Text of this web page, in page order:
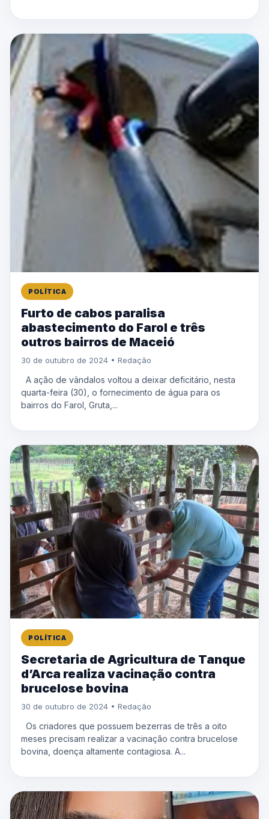
POLÍTICA
Furto de cabos paralisa
abastecimento do Farol e três
outros bairros de Maceió
30 de outubro de 2024 • Redação
A ação de vândalos voltou a deixar deficitário, nesta
quarta-feira (30), o fornecimento de água para os
bairros do Farol, Gruta,...
POLÍTICA
Secretaria de Agricultura de Tanque
d’Arca realiza vacinação contra
brucelose bovina
30 de outubro de 2024 • Redação
Os criadores que possuem bezerras de três a oito
meses precisam realizar a vacinação contra brucelose
bovina, doença altamente contagiosa. A...